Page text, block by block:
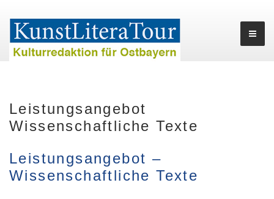
Leistungsangebot
Wissenschaftliche Texte
Leistungsangebot –
Wissenschaftliche Texte